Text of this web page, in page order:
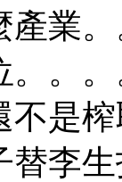
產業
。。
不是
替李